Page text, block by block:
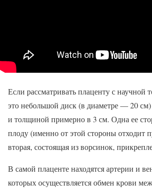
Если рассматривать плаценту с научной
это небольшой диск (в диаметре — 20 см)
и толщиной примерно в 3 см. Одна ее
плоду (именно от этой стороны отходит
вторая, состоящая из ворсинок,
В самой плаценте находятся артерии и
которых осуществляется обмен крови